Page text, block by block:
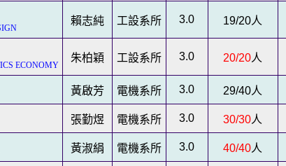
賴志純 工設系所 3.0 19/20人
ECONOMY
朱柏穎 工設系所 3.0 20/20人
黃啟芳 電機系所 3.0 29/40人
張勤煜 電機系所 3.0 30/30人
黃淑絹 電機系所 3.0 40/40人